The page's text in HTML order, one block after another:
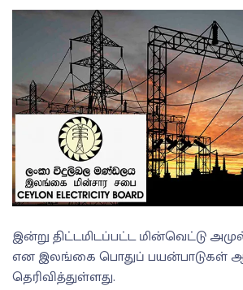
இன்று திட்டமிடப்பட்ட மின்வெட்டு
என இலங்கை பொதுப் பயன்பாடுகள்
தெரிவித்துள்ளது.